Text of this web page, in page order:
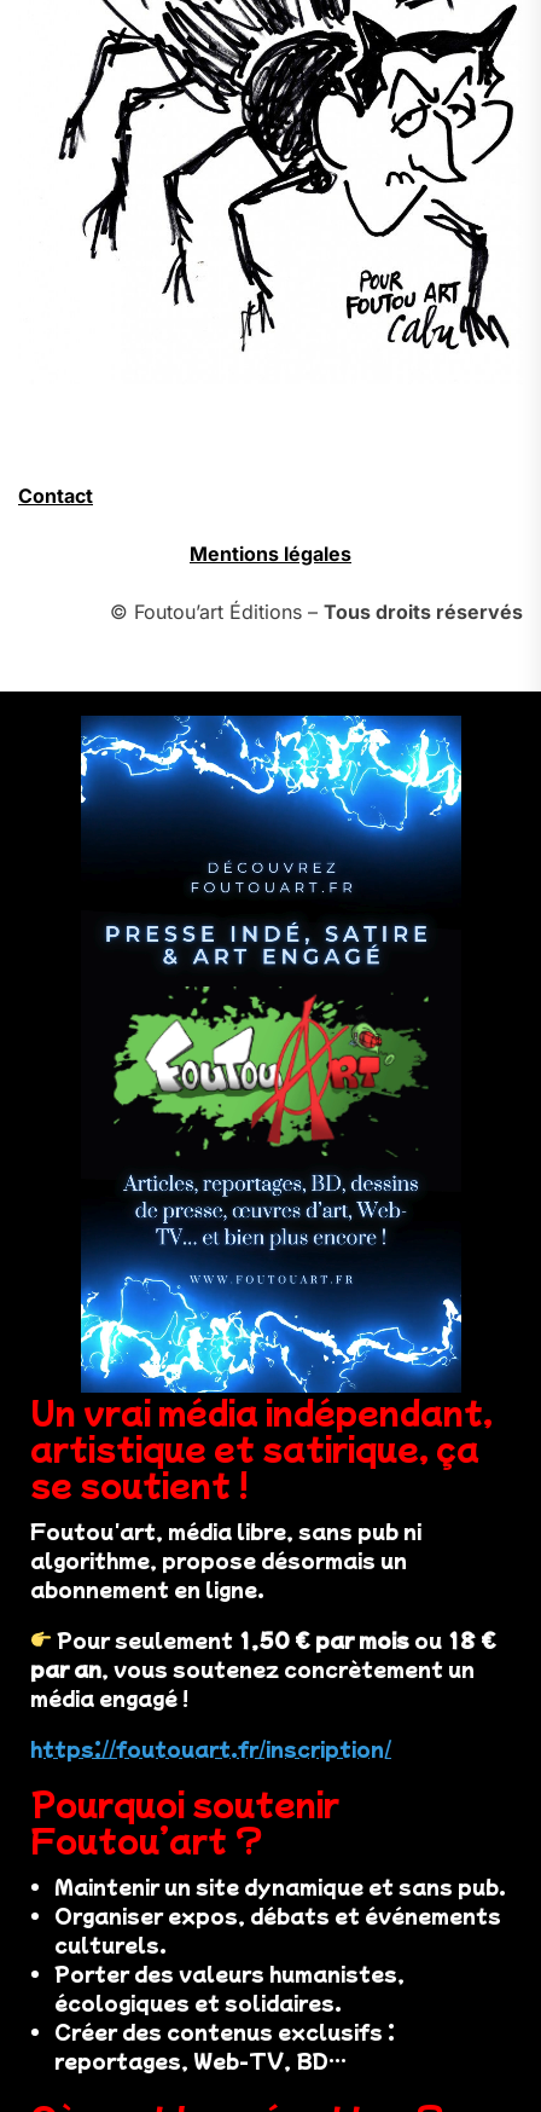
Contact
Mentions légales
© Foutou’art Éditions – Tous droits réservés
Un vrai média indépendant,
artistique et satirique, ça
se soutient !
Foutou'art, média libre, sans pub ni
algorithme, propose désormais un
abonnement en ligne.
Pour seulement 1,50 € par mois ou 18 €
par an, vous soutenez concrètement un
média engagé !
https://foutouart.fr/inscription/
Pourquoi soutenir
Foutou’art ?
Maintenir un site dynamique et sans pub.
Organiser expos, débats et événements
culturels.
Porter des valeurs humanistes,
écologiques et solidaires.
Créer des contenus exclusifs :
reportages, Web-TV, BD…